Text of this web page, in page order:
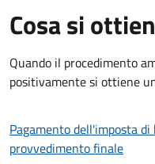
Cosa si
Quando il procedimento
positivamente si ottiene
Pagamento dell'imposta
provvedimento finale